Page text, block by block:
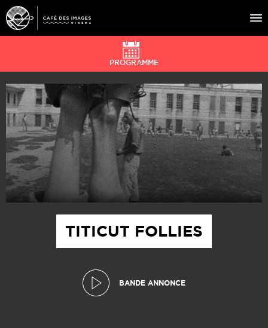
À L’AFFICHE
ÉVÉNEMENTS
CAFÉ DU CINÉ
PRATIQUE
ÉDUCATION AUX IMAGES
TITICUT FOLLIES
BANDE ANNONCE
PROGRAMME